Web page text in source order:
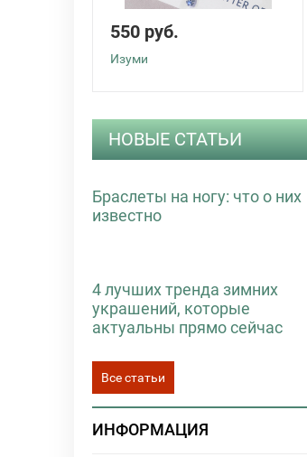
550 руб.
Изуми
НОВЫЕ СТАТЬИ
Браслеты на ногу: что о них
известно
4 лучших тренда зимних
украшений, которые
актуальны прямо сейчас
Все статьи
ИНФОРМАЦИЯ